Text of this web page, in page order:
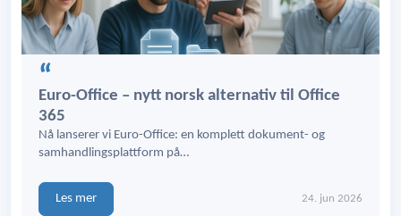
Euro-Office – nytt norsk alternativ til Office
365
Nå lanserer vi Euro-Office: en komplett dokument- og
samhandlingsplattform på…
Les mer 24. jun 2026